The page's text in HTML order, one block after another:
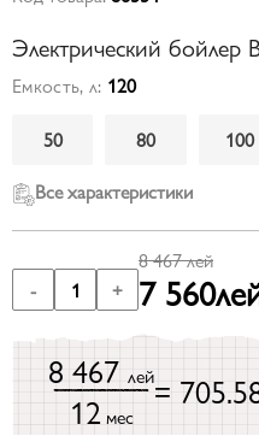
Электрический
Емкость, л: 120
50
80 100
Все характеристики
- 1 +
8 467лей
7 560
8 467 лей
12 мес
=